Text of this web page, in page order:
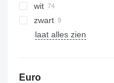
wit
zwart
laat alles zien
Euro